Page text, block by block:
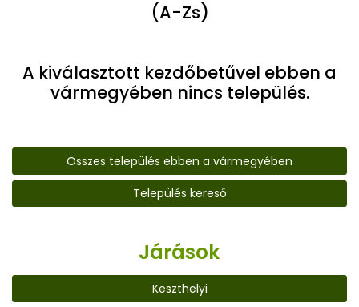
(A-Zs)
A kiválasztott kezdőbetűvel ebben a
vármegyében nincs település.
Összes település ebben a vármegyében
Település kereső
Járások
Keszthelyi